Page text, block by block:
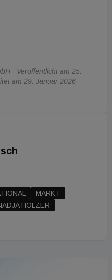
- Veröffentlicht am 25.
am 29. Januar 2026
MARKT
HOLZER